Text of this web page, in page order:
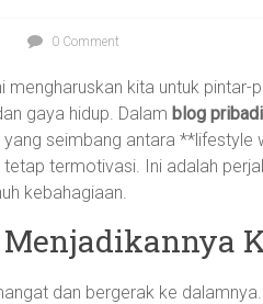
0 Comment
kita untuk pintar-
gaya hidup. Dalam blog pribadi
seimbang antara **lifestyle
termotivasi. Ini adalah
kebahagiaan.
dan bergerak ke